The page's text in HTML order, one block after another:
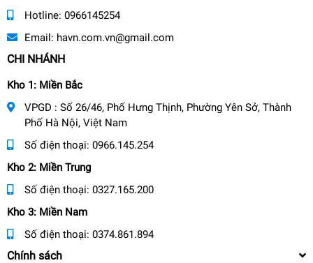
Hotline: 0966145254
Email: havn.com.vn@gmail.com
CHI NHÁNH
Kho 1: Miền Bắc
VPGD : Số 26/46, Phố Hưng Thịnh, Phường Yên Sở, Thành
Phố Hà Nội, Việt Nam
Số điện thoại: 0966.145.254
Kho 2: Miền Trung
Số điện thoại: 0327.165.200
Kho 3: Miền Nam
Số điện thoại: 0374.861.894
Chính sách